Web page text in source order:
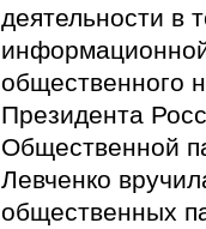
деятельности в
общественного
Президента
Общественной
Левченко
общественных